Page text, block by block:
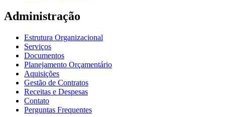
Administração
Estrutura Organizacional
Serviços
Documentos
Planejamento Orçamentário
Aquisições
Gestão de Contratos
Receitas e Despesas
Contato
Perguntas Frequentes